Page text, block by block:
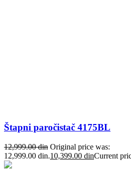
Štapni paročistač 4175BL
12,999.00din Original price was:
12,999.00 din.10,399.00 dinCurrent